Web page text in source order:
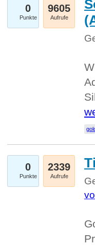
0
Punkte
9605
Aufrufe
0
Punkte
2339
Aufrufe